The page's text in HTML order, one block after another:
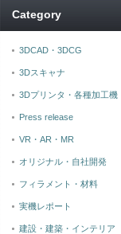
Category
3DCAD・3DCG
3Dスキャナ
3Dプリンタ・各種加工機
Press release
VR・AR・MR
オリジナル・自社開発
フィラメント・材料
実機レポート
建設・建築・インテリア